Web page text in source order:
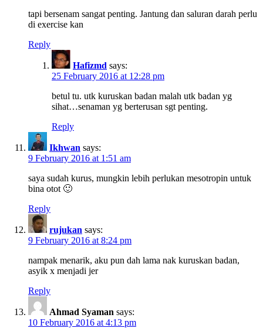
tapi bersenam sangat penting. Jantung dan saluran darah perlu
di exercise kan
Reply
Hafizmd says:
25 February 2016 at 12:28 pm
betul tu. utk kuruskan badan malah utk badan yg
sihat…senaman yg berterusan sgt penting.
Reply
Ikhwan says:
9 February 2016 at 1:51 am
saya sudah kurus, mungkin lebih perlukan mesotropin untuk
bina otot 🙂
Reply
rujukan says:
9 February 2016 at 8:24 pm
nampak menarik, aku pun dah lama nak kuruskan badan,
asyik x menjadi jer
Reply
Ahmad Syaman says:
10 February 2016 at 4:13 pm